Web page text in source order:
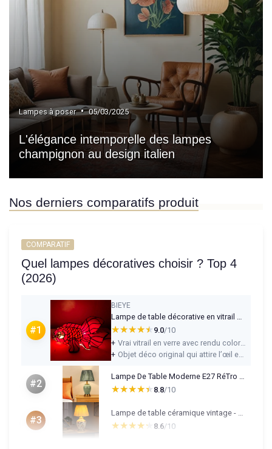
Lampes à poser • 05/03/2025
L'élégance intemporelle des lampes
champignon au design italien
Nos derniers comparatifs produit
COMPARATIF
Quel lampes décoratives choisir ? Top 4
(2026)
#1
BIEYE
Lampe de table décorative en vitrail style Tiffany avec motif de poisson pour la décoration intérieure - (Poisson rouge)
★★★★★
★★★★★ 9.0/10
+
Vrai vitrail en verre avec rendu coloré sympa une fois allumé
+
Objet déco original qui attire l’œil et change des lampes classiques
#2
Lampe De Table Moderne E27 RéTro En CéRamique,éClairage DéCoratif Pour Salon, Veilleuse Blanche En Tissu, Chambre à Couche, Vert Green
★★★★★
★★★★★ 8.8/10
#3
Lampe de table céramique vintage - abat-jour tissu blanc E27
★★★★★
★★★★★ 8.6/10